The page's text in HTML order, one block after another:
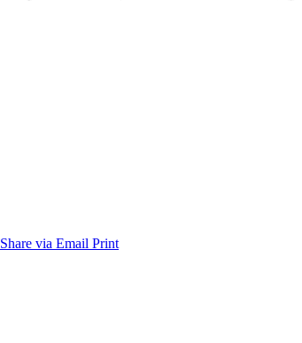
Share via Email Print